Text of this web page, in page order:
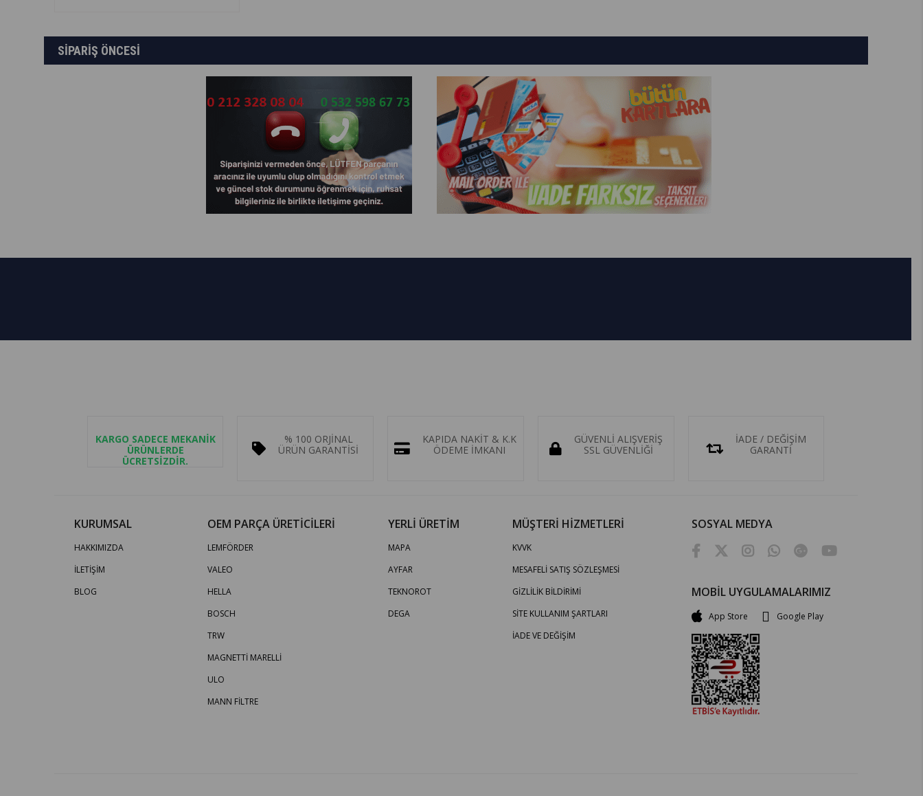
SİPARİŞ ÖNCESİ
KARGO SADECE MEKANİK
ÜRÜNLERDE
ÜCRETSİZDİR.
% 100 ORJİNAL
ÜRÜN GARANTİSİ
KAPIDA NAKİT & K.K
ÖDEME İMKANI
GÜVENLİ ALIŞVERİŞ
SSL GÜVENLİĞİ
İADE / DEĞİŞİM
GARANTİ
KURUMSAL
HAKKIMIZDA
İLETİŞİM
BLOG
OEM PARÇA ÜRETİCİLERİ
LEMFÖRDER
VALEO
HELLA
BOSCH
TRW
MAGNETTİ MARELLİ
ULO
MANN FİLTRE
YERLİ ÜRETİM
MAPA
AYFAR
TEKNOROT
DEGA
MÜŞTERİ HİZMETLERİ
KVVK
MESAFELİ SATIŞ SÖZLEŞMESİ
GİZLİLİK BİLDİRİMİ
SİTE KULLANIM ŞARTLARI
İADE VE DEĞİŞİM
SOSYAL MEDYA
MOBİL UYGULAMALARIMIZ
App Store Google Play